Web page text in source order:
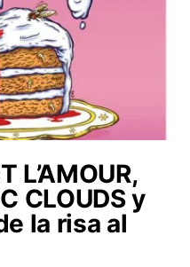
L’AMOUR,
CLOUDS y
la risa al